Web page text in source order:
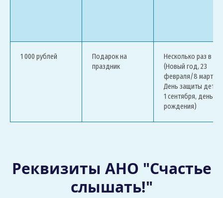
1 000 рублей
Подарок на
праздник
Несколько раз в
(Новый год, 23
февраля/8 марта,
День защиты детей,
1 сентября, день
рождения)
Реквизиты АНО "Счастье
слышать!"